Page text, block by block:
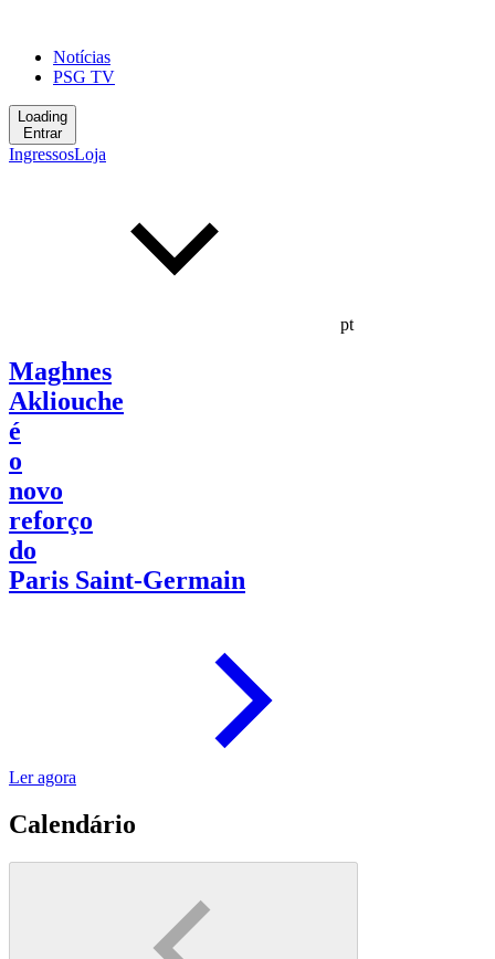
Notícias
PSG TV
Loading
Entrar
IngressosLoja
pt
Maghnes
Akliouche
é
o
novo
reforço
do
Paris Saint-Germain
Ler agora
Calendário